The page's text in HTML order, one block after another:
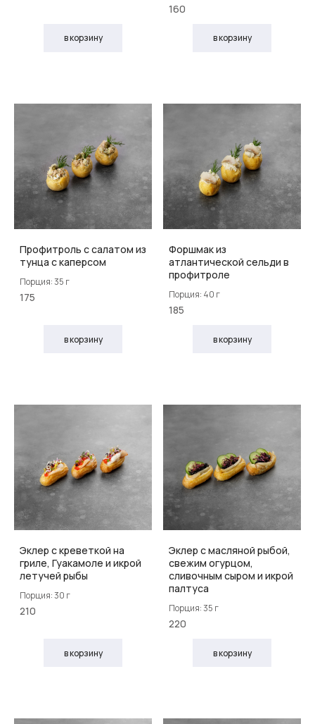
в корзину
160
в корзину
Профитроль с салатом из
тунца с каперсом
Порция: 35 г
175
в корзину
Форшмак из
атлантической сельди в
профитроле
Порция: 40 г
185
в корзину
Эклер с креветкой на
гриле, Гуакамоле и икрой
летучей рыбы
Порция: 30 г
210
в корзину
Эклер с масляной рыбой,
свежим огурцом,
сливочным сыром и икрой
палтуса
Порция: 35 г
220
в корзину